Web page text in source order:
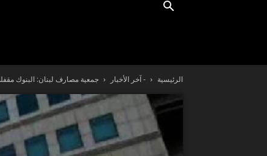
الرئيسية - آخر الأخبار جمعية مصارف لبنان: البنوك